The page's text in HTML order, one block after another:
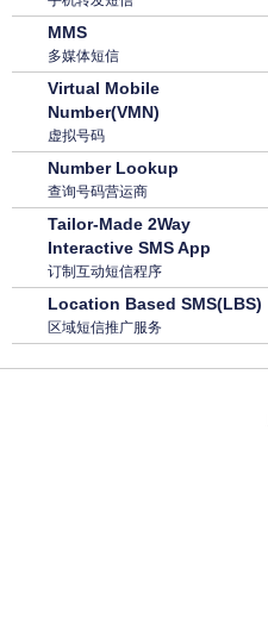
MMS
多媒体短信
Virtual Mobile
Number(VMN)
虚拟号码
Number Lookup
查询号码营运商
Tailor-Made 2Way
Interactive SMS App
订制互动短信程序
Location Based SMS(LBS)
区域短信推广服务